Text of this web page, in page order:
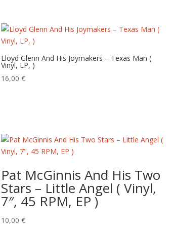
Lloyd Glenn And His Joymakers‎ – Texas Man (
Vinyl, LP, )
16,00 €
Pat McGinnis And His Two
Stars – Little Angel ( Vinyl,
7″, 45 RPM, EP )
10,00 €